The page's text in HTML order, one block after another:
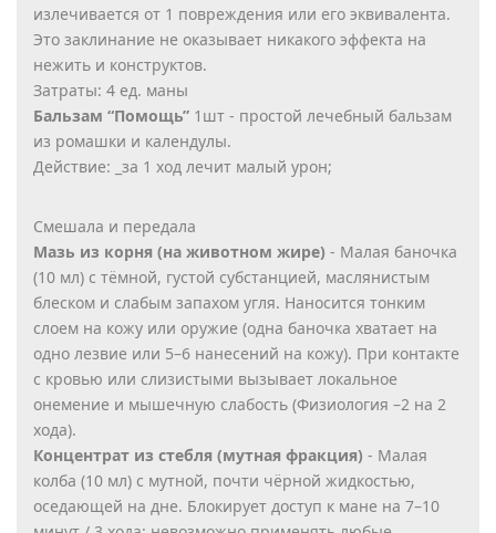
излечивается от 1 повреждения или его эквивалента.
Это заклинание не оказывает никакого эффекта на
нежить и конструктов.
Затраты: 4 ед. маны
Бальзам “Помощь” 1шт - простой лечебный бальзам
из ромашки и календулы.
Действие: _за 1 ход лечит малый урон;
Смешала и передала
Мазь из корня (на животном жире) - Малая баночка
(10 мл) с тёмной, густой субстанцией, маслянистым
блеском и слабым запахом угля. Наносится тонким
слоем на кожу или оружие (одна баночка хватает на
одно лезвие или 5–6 нанесений на кожу). При контакте
с кровью или слизистыми вызывает локальное
онемение и мышечную слабость (Физиология –2 на 2
хода).
Концентрат из стебля (мутная фракция) - Малая
колба (10 мл) с мутной, почти чёрной жидкостью,
оседающей на дне. Блокирует доступ к мане на 7–10